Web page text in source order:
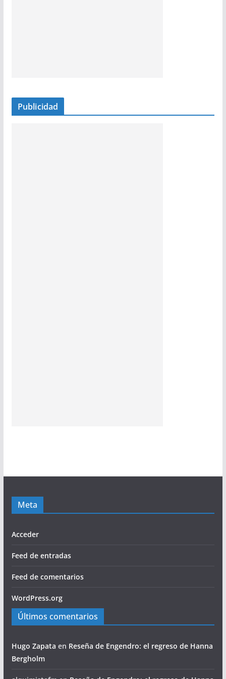
Publicidad
Meta
Acceder
Feed de entradas
Feed de comentarios
WordPress.org
Últimos comentarios
Hugo Zapata en Reseña de Engendro: el regreso de Hanna
Bergholm